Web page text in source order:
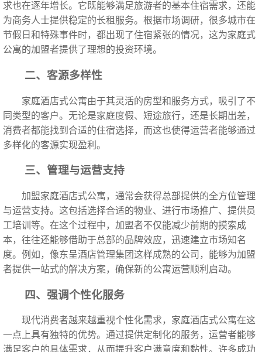
求也在逐年增长。它既能够满足旅游者的基本住宿需求，还能
为商务人士提供稳定的长租服务。根据市场调研，很多城市在
节假日和特殊事件时，都出现了住宿紧张的情况，这为家庭式
公寓的加盟者提供了理想的投资环境。
二、客源多样性
家庭酒店式公寓由于其灵活的房型和服务方式，吸引了不
同类型的客户。无论是家庭度假、短途旅行，还是长期出差，
消费者都能找到合适的住宿选择，而这也使得运营者能够通过
多样化的客源实现盈利。
三、管理与运营支持
加盟家庭酒店式公寓，通常会获得总部提供的全方位管理
与运营支持。这包括选择合适的物业、进行市场推广、提供员
工培训等。在这个过程中，加盟者不仅能减少前期的摸索成
本，往往还能够借助于总部的品牌效应，迅速建立市场知名
度。例如，像东呈酒店管理集团这样成熟的公司，能够为加盟
者提供一站式的解决方案，确保新的公寓运营顺利启动。
四、强调个性化服务
现代消费者越来越重视个性化需求，家庭酒店式公寓在这
一点上具有独特的优势。通过提供定制化的服务，运营者能够
满足客户的具体需求，从而提升客户满意度和黏性。许多成功